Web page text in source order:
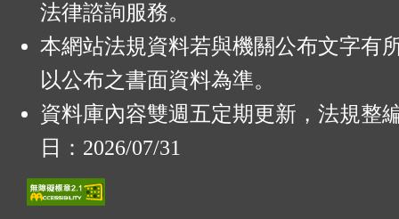
法律諮詢服務。
本網站法規資料若與機關公布文字有
以公布之書面資料為準。
資料庫內容雙週五定期更新，法規整
日：2026/07/31